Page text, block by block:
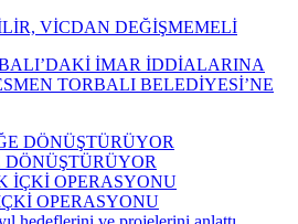
VİCDAN DEĞİŞMEMELİ
İMAR İDDİALARINA
TORBALI BELEDİYESİ’NE
OPERASYONU